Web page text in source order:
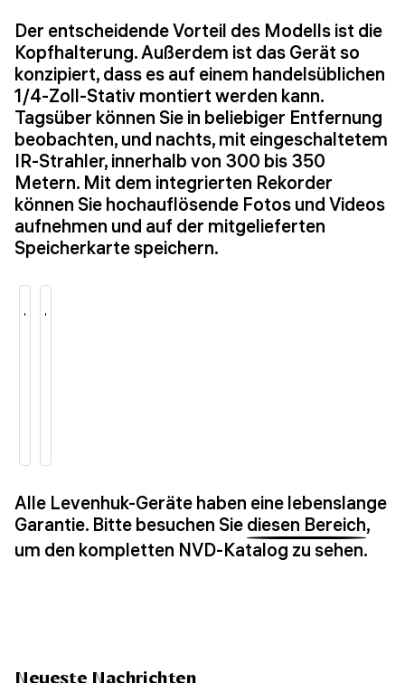
Der entscheidende Vorteil des Modells ist die
Kopfhalterung. Außerdem ist das Gerät so
konzipiert, dass es auf einem handelsüblichen
1/4-Zoll-Stativ montiert werden kann.
Tagsüber können Sie in beliebiger Entfernung
beobachten, und nachts, mit eingeschaltetem
IR-Strahler, innerhalb von 300 bis 350
Metern. Mit dem integrierten Rekorder
können Sie hochauflösende Fotos und Videos
aufnehmen und auf der mitgelieferten
Speicherkarte speichern.
Alle Levenhuk-Geräte haben eine lebenslange
Garantie. Bitte besuchen Sie diesen Bereich,
um den kompletten NVD-Katalog zu sehen.
Neueste Nachrichten